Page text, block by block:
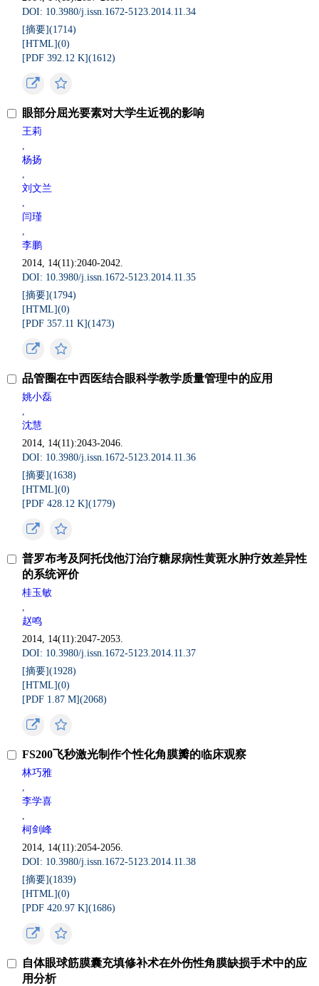
DOI: 10.3980/j.issn.1672-5123.2014.11.34
[摘要](1714)
[HTML](0)
[PDF 392.12 K](1612)
眼部分屈光要素对大学生近视的影响
王莉
,
杨扬
,
刘文兰
,
闫瑾
,
李鹏
2014, 14(11):2040-2042.
DOI: 10.3980/j.issn.1672-5123.2014.11.35
[摘要](1794)
[HTML](0)
[PDF 357.11 K](1473)
品管圈在中西医结合眼科学教学质量管理中的应用
姚小磊
,
沈慧
2014, 14(11):2043-2046.
DOI: 10.3980/j.issn.1672-5123.2014.11.36
[摘要](1638)
[HTML](0)
[PDF 428.12 K](1779)
普罗布考及阿托伐他汀治疗糖尿病性黄斑水肿疗效差异性
的系统评价
桂玉敏
,
赵鸣
2014, 14(11):2047-2053.
DOI: 10.3980/j.issn.1672-5123.2014.11.37
[摘要](1928)
[HTML](0)
[PDF 1.87 M](2068)
FS200飞秒激光制作个性化角膜瓣的临床观察
林巧雅
,
李学喜
,
柯剑峰
2014, 14(11):2054-2056.
DOI: 10.3980/j.issn.1672-5123.2014.11.38
[摘要](1839)
[HTML](0)
[PDF 420.97 K](1686)
自体眼球筋膜囊充填修补术在外伤性角膜缺损手术中的应
用分析